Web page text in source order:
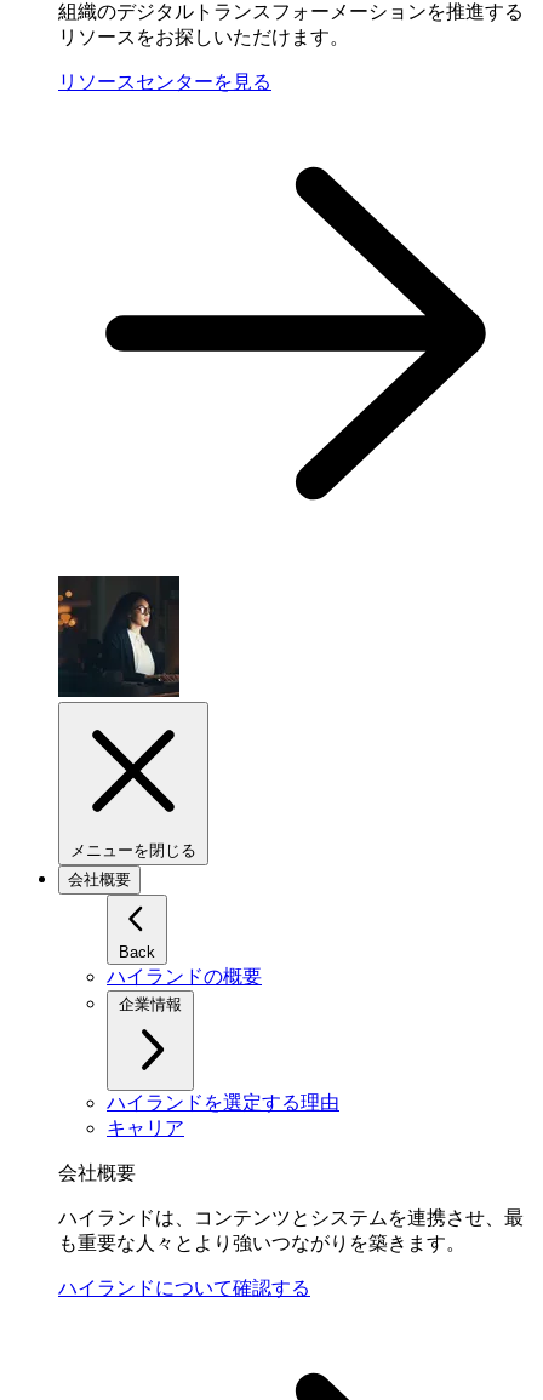
組織のデジタルトランスフォーメーションを推進する
リソースをお探しいただけます。
リソースセンターを見る
メニューを閉じる
会社概要
Back
ハイランドの概要
企業情報
ハイランドを選定する理由
キャリア
会社概要
ハイランドは、コンテンツとシステムを連携させ、最
も重要な人々とより強いつながりを築きます。
ハイランドについて確認する